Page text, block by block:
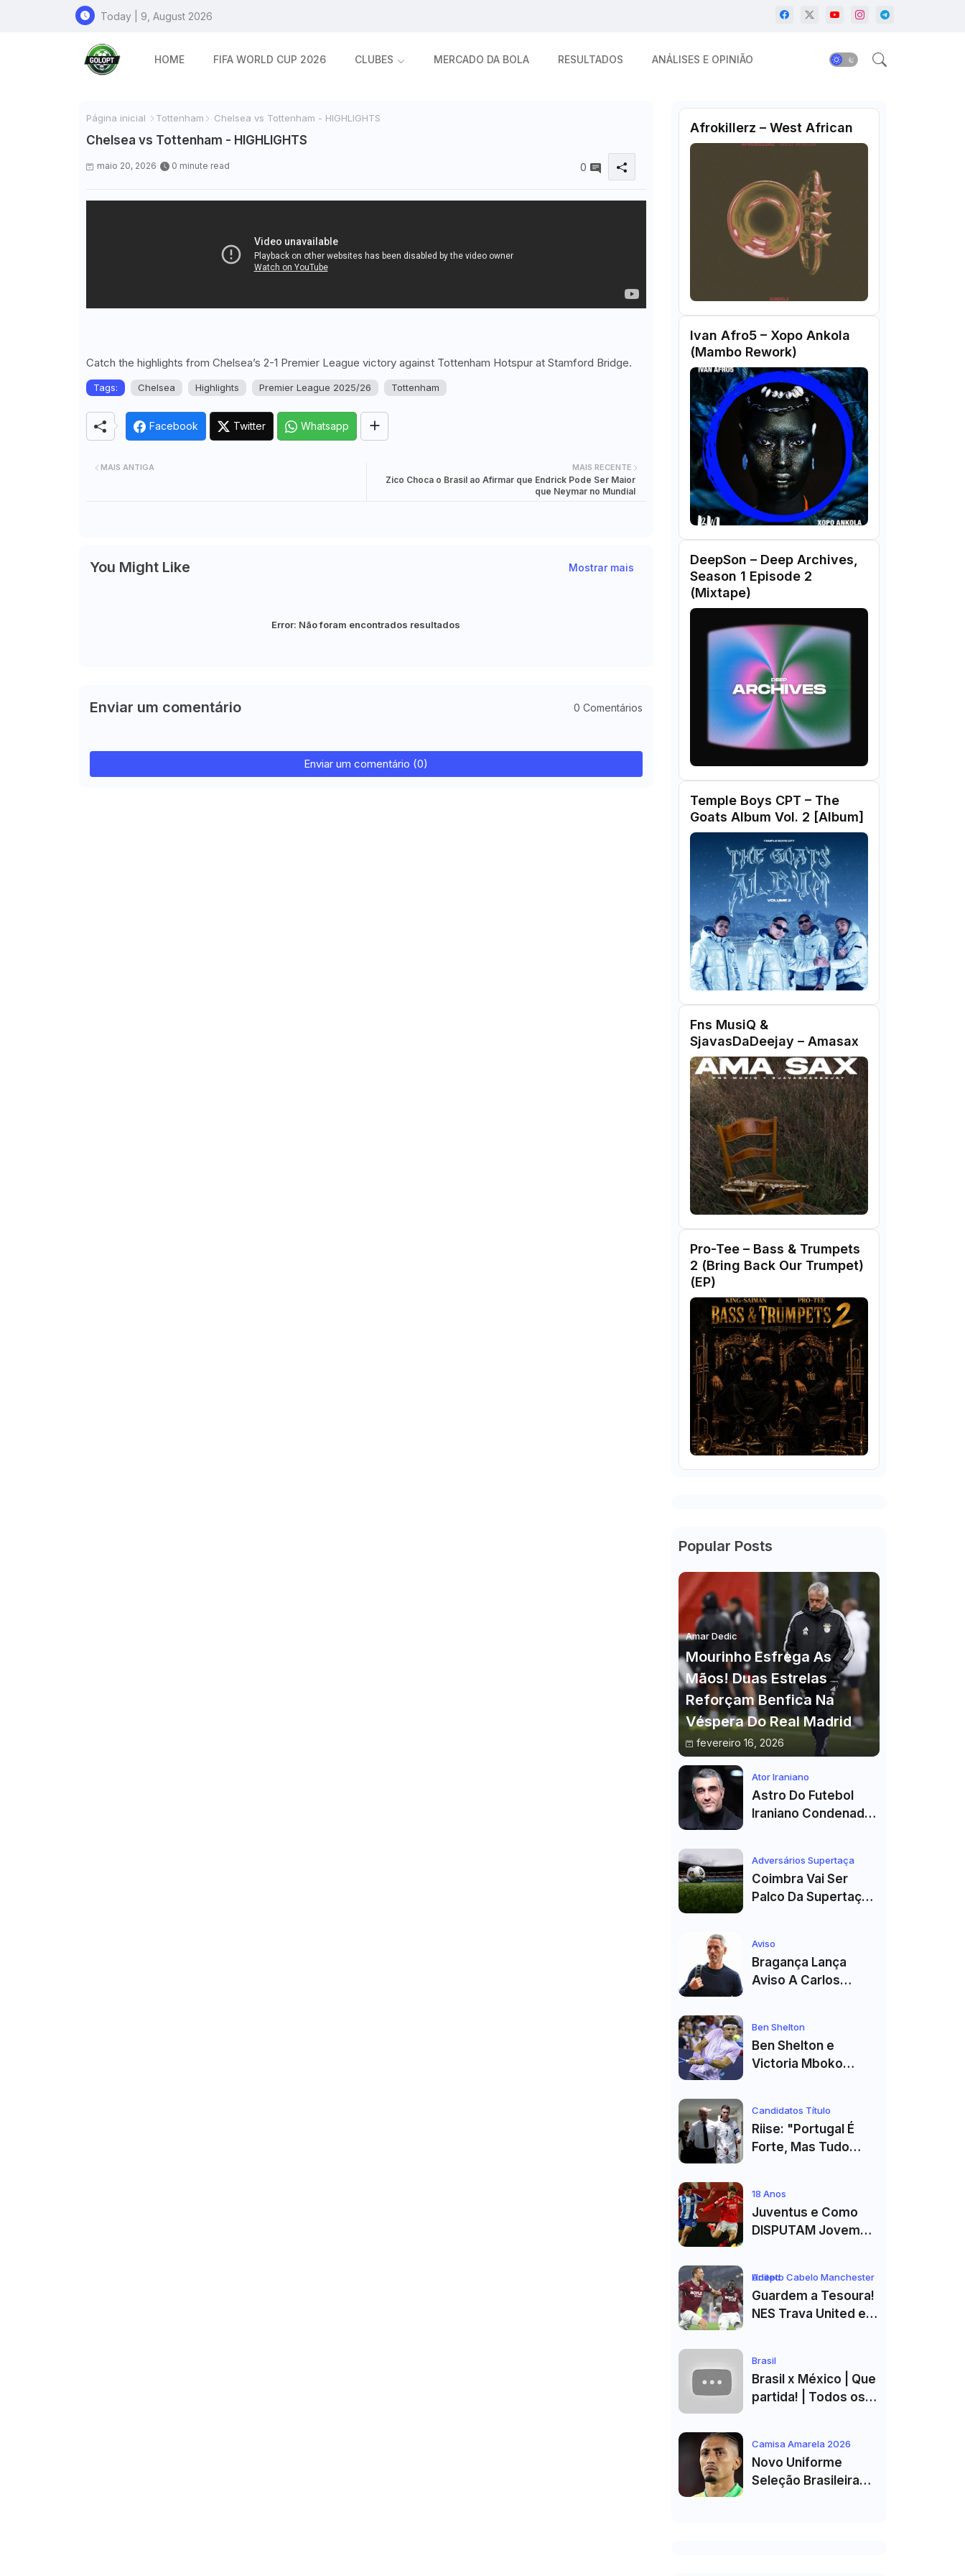
Today | 9, August 2026
HOME FIFA WORLD CUP 2026 CLUBES MERCADO DA BOLA RESULTADOS ANÁLISES E OPINIÃO
Página inicial Tottenham Chelsea vs Tottenham - HIGHLIGHTS
Chelsea vs Tottenham - HIGHLIGHTS
maio 20, 2026 0 minute read 0
Catch the highlights from Chelsea’s 2-1 Premier League victory against Tottenham Hotspur at Stamford Bridge.
Tags: Chelsea Highlights Premier League 2025/26 Tottenham
Facebook Twitter Whatsapp
MAIS RECENTE
Zico Choca o Brasil ao Afirmar que Endrick Pode Ser Maior
que Neymar no Mundial
MAIS ANTIGA
You Might Like Mostrar mais
Error: Não foram encontrados resultados
Enviar um comentário 0 Comentários
Enviar um comentário (0)
Afrokillerz – West African
Ivan Afro5 – Xopo Ankola
(Mambo Rework)
DeepSon – Deep Archives,
Season 1 Episode 2
(Mixtape)
Temple Boys CPT – The
Goats Album Vol. 2 [Album]
Fns MusiQ &
SjavasDaDeejay – Amasax
Pro-Tee – Bass & Trumpets
2 (Bring Back Our Trumpet)
(EP)
Popular Posts
Amar Dedic
Mourinho Esfrega As
Mãos! Duas Estrelas
Reforçam Benfica Na
Véspera Do Real Madrid
fevereiro 16, 2026
Ator Iraniano
Astro Do Futebol
Iraniano Condenado
Acusado De Estupro
E Sequestro
Adversários Supertaça
Coimbra Vai Ser
Palco Da Supertaça
E Adversários
Confirmados
Aviso
Bragança Lança
Aviso A Carlos
O Sp. Braga
Ben Shelton
Ben Shelton e
Victoria Mboko
Masters 1000 de
Toronto
Candidatos Título
Riise: "Portugal É
Forte, Mas Tudo
Ronaldo"
18 Anos
Juventus e Como
DISPUTAM Jovem
Adepto Cabelo Manchester United
Guardem a Tesoura!
NES Trava United e
Brasil
Brasil x México | Que
partida! | Todos os
2026
Camisa Amarela 2026
Novo Uniforme
Seleção Brasileira